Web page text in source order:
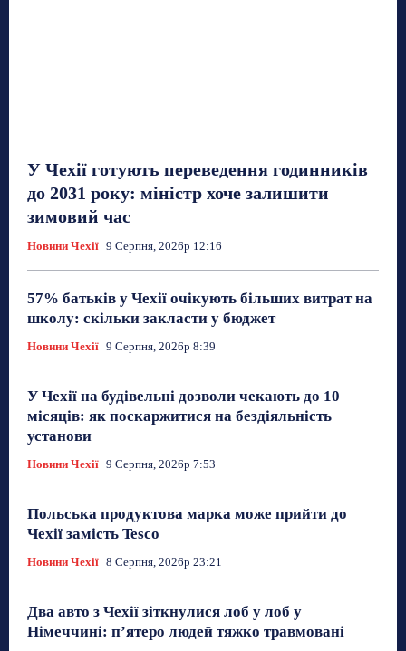
У Чехії готують переведення годинників
до 2031 року: міністр хоче залишити
зимовий час
Новини Чехії 9 Серпня, 2026р 12:16
57% батьків у Чехії очікують більших витрат на
школу: скільки закласти у бюджет
Новини Чехії 9 Серпня, 2026р 8:39
У Чехії на будівельні дозволи чекають до 10
місяців: як поскаржитися на бездіяльність
установи
Новини Чехії 9 Серпня, 2026р 7:53
Польська продуктова марка може прийти до
Чехії замість Tesco
Новини Чехії 8 Серпня, 2026р 23:21
Два авто з Чехії зіткнулися лоб у лоб у
Німеччині: п’ятеро людей тяжко травмовані